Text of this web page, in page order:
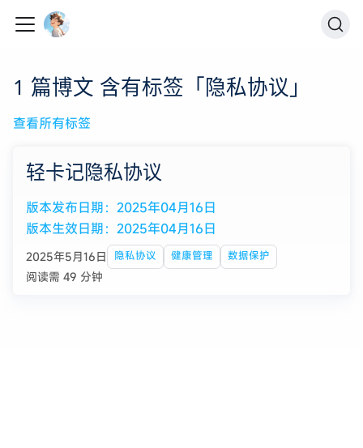
1 篇博文 含有标签「隐私协议」
查看所有标签
轻卡记隐私协议
版本发布日期：2025年04月16日
版本生效日期：2025年04月16日
2025年5月16日 隐私协议 健康管理 数据保护
阅读需 49 分钟